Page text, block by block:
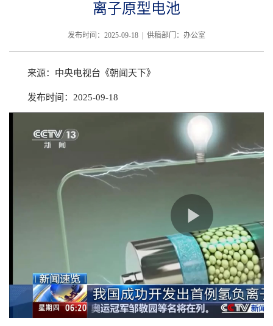
离子原型电池
发布时间：2025-09-18 | 供稿部门：办公室
来源：中央电视台《朝闻天下》
发布时间：2025-09-18